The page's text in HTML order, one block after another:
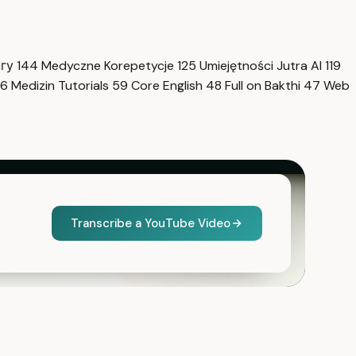
144 Medyczne Korepetycje 125 Umiejętności Jutra AI 119
Medizin Tutorials 59 Core English 48 Full on Bakthi 47 Web
Transcribe a YouTube Video